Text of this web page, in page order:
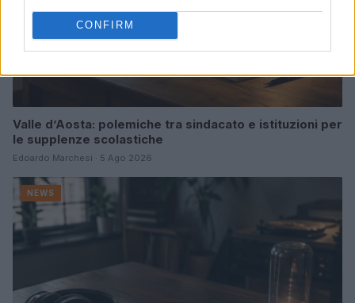
CONFIRM
Valle d’Aosta: polemiche tra sindacato e istituzioni per
le supplenze scolastiche
Edoardo Marchesi · 5 Ago 2026
NEWS